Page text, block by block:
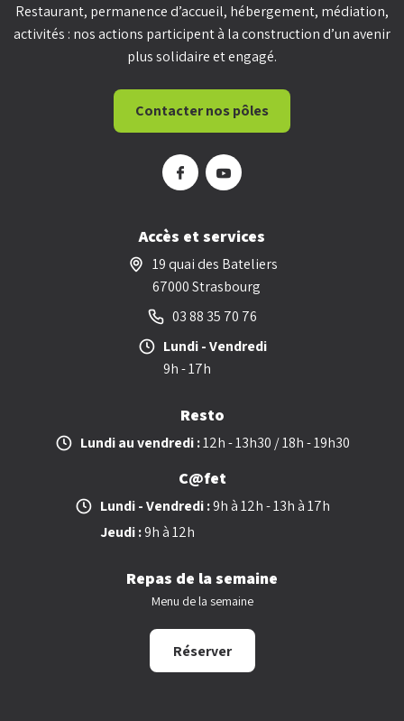
Restaurant, permanence d’accueil, hébergement, médiation,
activités : nos actions participent à la construction d’un avenir
plus solidaire et engagé.
Contacter nos pôles
Accès et services
19 quai des Bateliers
67000 Strasbourg
03 88 35 70 76
Lundi - Vendredi
9h - 17h
Resto
Lundi au vendredi :12h - 13h30 / 18h - 19h30
C@fet
Lundi - Vendredi :9h à 12h - 13h à 17h
Jeudi :9h à 12h
Repas de la semaine
Menu de la semaine
Réserver